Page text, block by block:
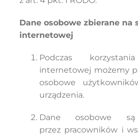
Dane osobowe zbierane na
internetowej
Podczas
internetowej możemy
osobowe
urządzenia.
Dane osobowe są
przez pracowników i